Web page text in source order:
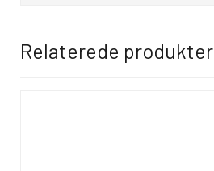
Relaterede produkter